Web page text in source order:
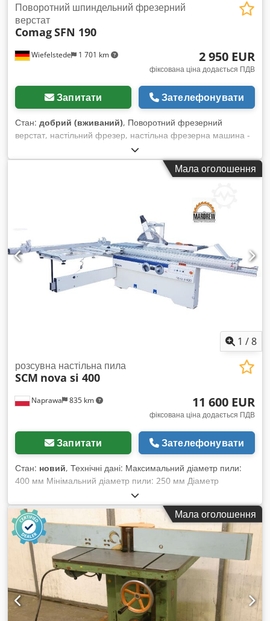
Wiefelstede 1 701 km
Поворотний шпиндельний фрезерний
верстат
ComagSFN 190
2 950 EUR
фіксована ціна додається ПДВ
Запитати Зателефонувати
Стан: добрий (вживаний), Поворотний фрезерний
верстат, настільний фрезер, настільна фрезерна машина -
Регулювання шпинделя: по висоті та куту - Кут повороту: від
-3° до 45° - Привід: 4,5/5,5 кВт - Обороти:
3000/4500/6000/9000/12000 об/хв Dedjh Nvyzspfx Al Rock -
довжина шпинделя: 100 мм - Шпиндель: Ø 30 мм - Макс.
діаметр фрези: Ø 220 мм - Габаритні розміри: 1540/1100/
Мала оголошення
1 /8
Naprawa 835 km
розсувна настільна пила
SCM nova si 400
11 600 EUR
фіксована ціна додається ПДВ
Запитати Зателефонувати
Стан: новий, Технічні дані: Максимальний діаметр пили:
400 мм Мінімальний діаметр пили: 250 мм Діаметр
шпинделя пили: 30 мм Діаметр підрізного диска: 120 мм
Діаметр шпинделя підрізного диска: 20 мм Підрізний диск
на окремому двигуні Ручне регулювання висоти пили Нахил
пили від 0° до 45° Dcsdpfx Alov S Uz Ij Rjk Ручне
регулювання кута нахилу пили Довжина каретки: 3200 мм
Фіксація каретки Робочий стіл: 1450 мм x 1030 мм Висота
столу: 920 мм Подовжувачі столу: 2 шт. Обмежувач
Захисний кожух Аварійний вимикач Живлення: 380 В
Потужність головного двигуна: 7 кВт Габаритні розміри:
Довжина: 3430 мм Ширина: 1900 мм Висота: 1560 мм
Мала оголошення